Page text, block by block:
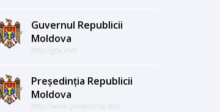
Guvernul Republicii
Moldova
http://gov.md/
Președinția Republicii
Moldova
http://www.presedinte.md/